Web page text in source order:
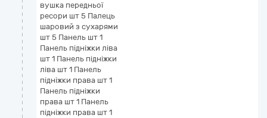
вушка передньої
ресори шт 5 Палець
шаровий з сухарями
шт 5 Панель шт 1
Панель підніжки ліва
шт 1 Панель підніжки
ліва шт 1 Панель
підніжки права шт 1
Панель підніжки
права шт 1 Панель
підніжки права шт 1